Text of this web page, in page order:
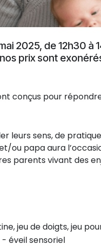
2025, de 12h30 à
prix sont
conçus pour
leurs sens, de
ou papa aura
parents vivant des
jeu de doigts, jeu
éveil sensoriel